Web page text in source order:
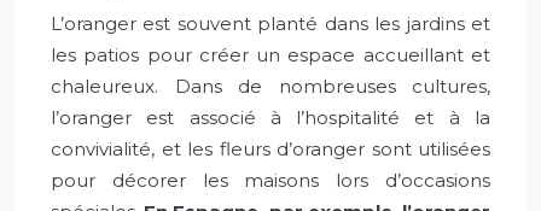
L’oranger est souvent planté dans les jardins et
les patios pour créer un espace accueillant et
chaleureux. Dans de nombreuses cultures,
l’oranger est associé à l’hospitalité et à la
convivialité, et les fleurs d’oranger sont utilisées
pour décorer les maisons lors d’occasions